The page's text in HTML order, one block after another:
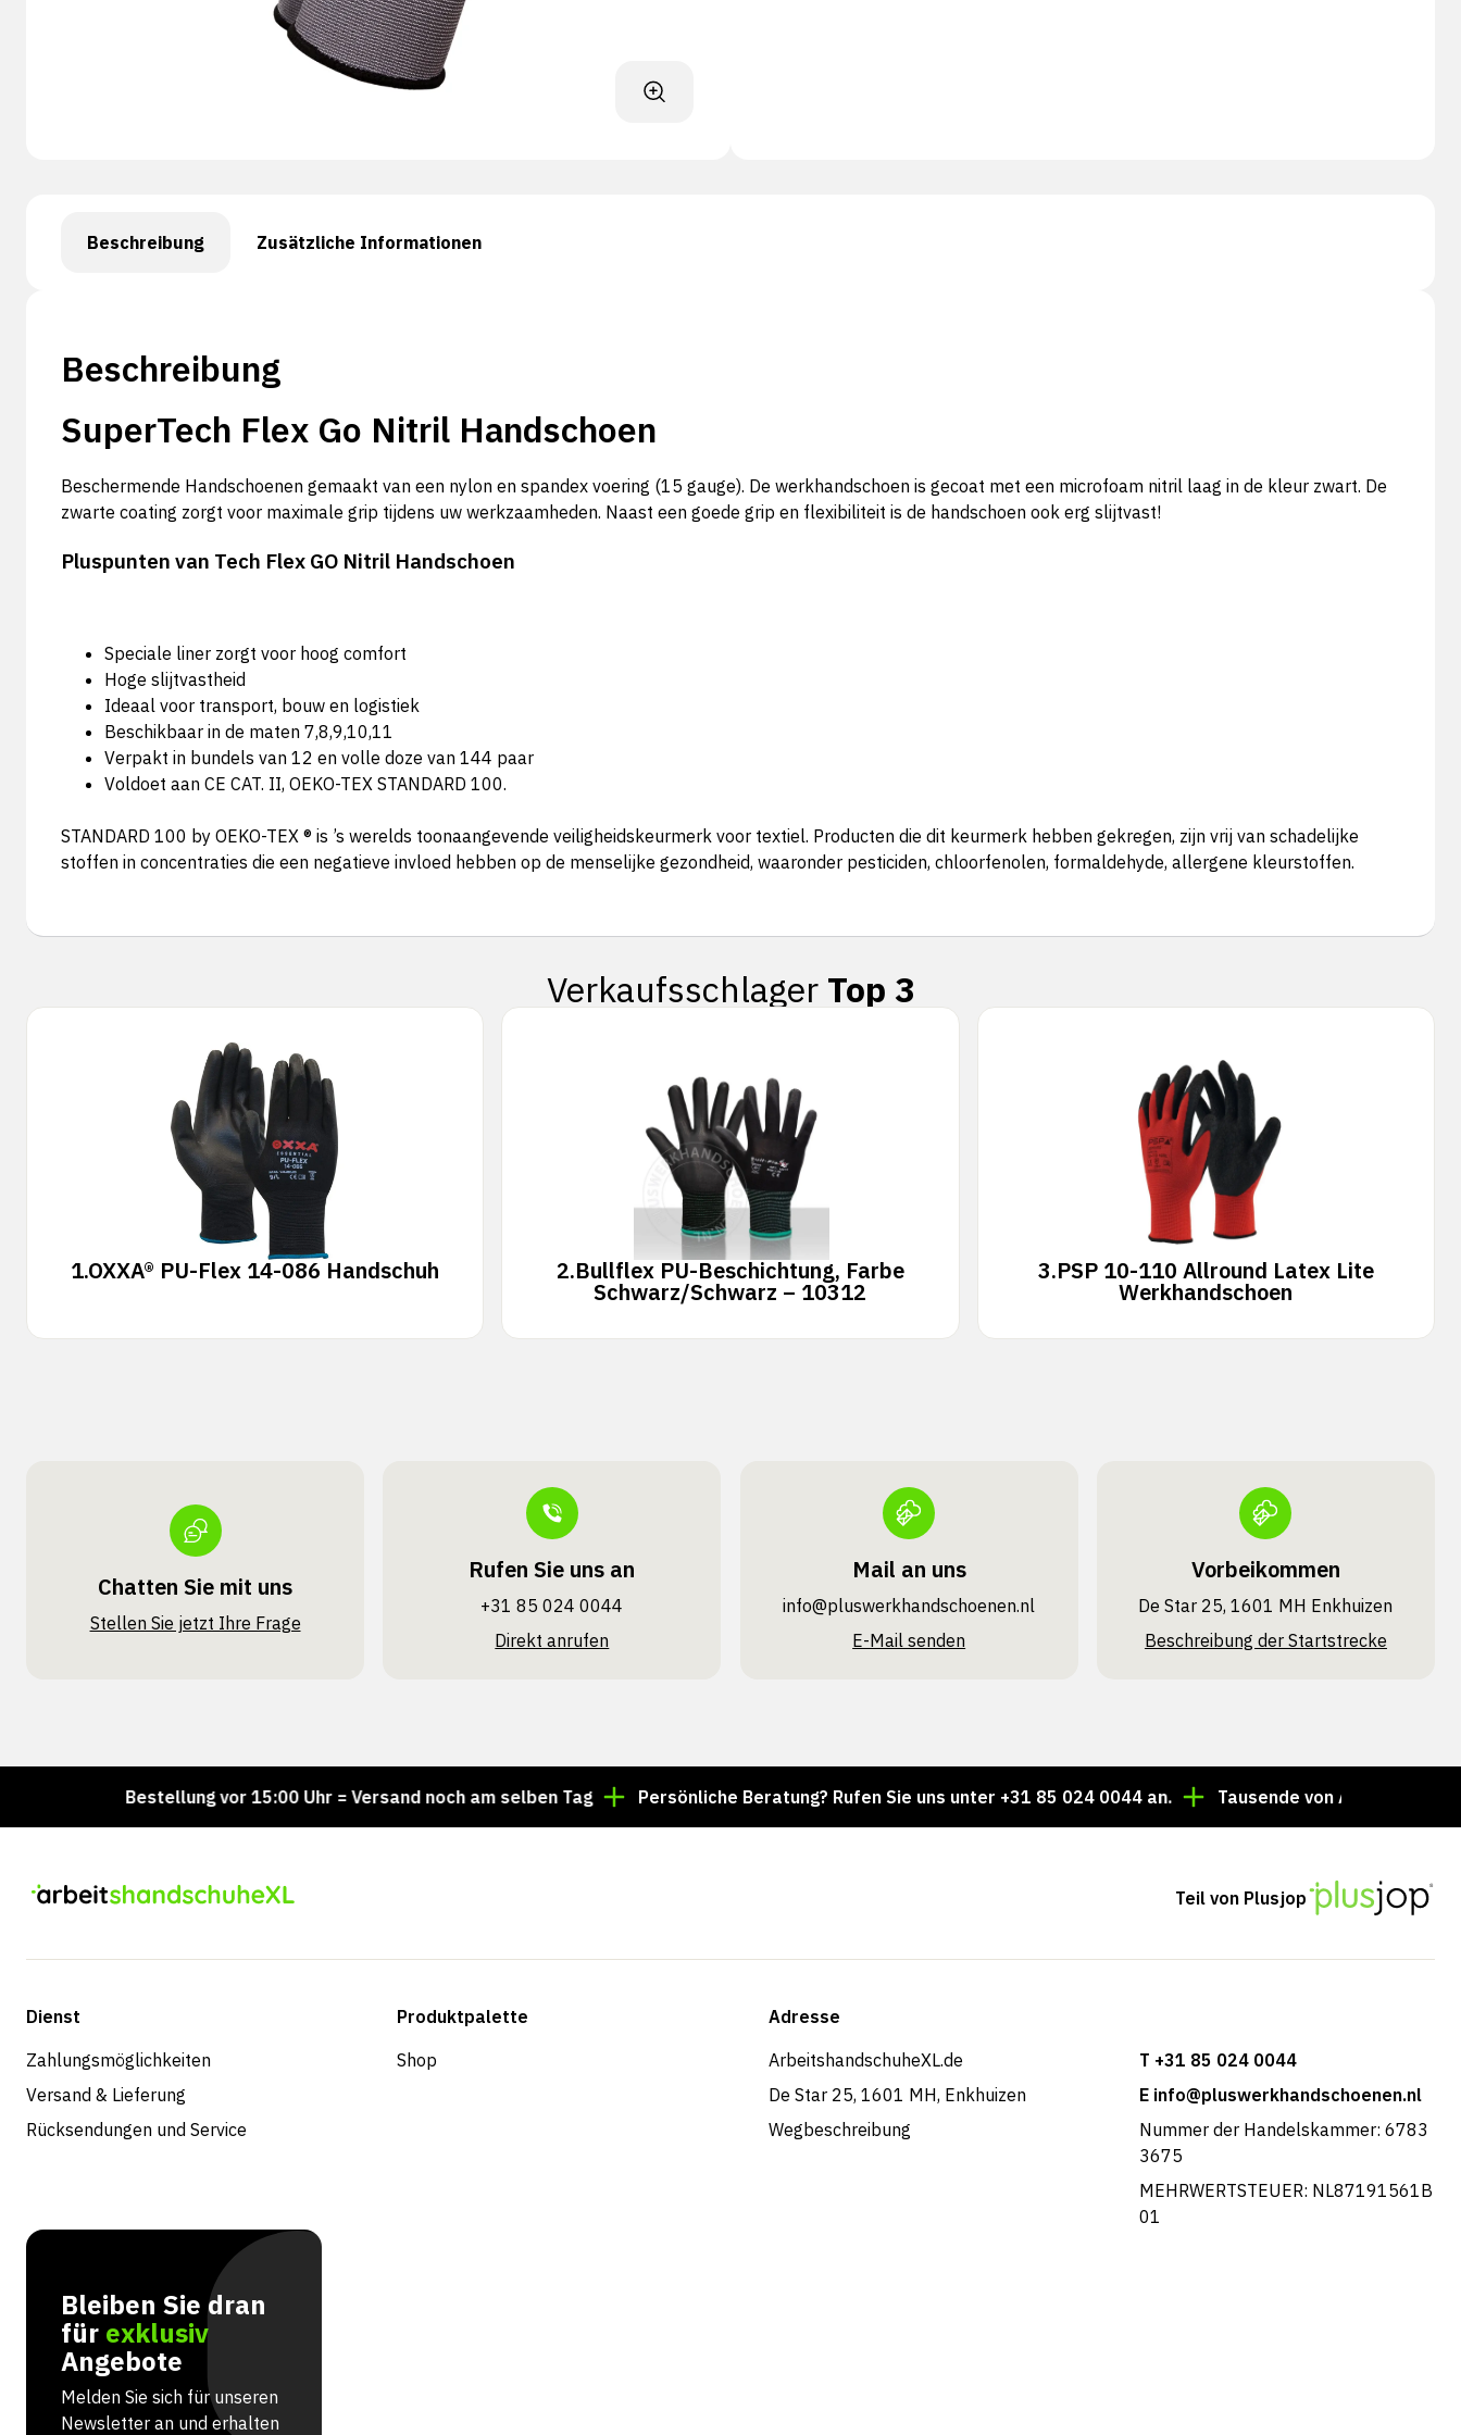
Beschreibung Zusätzliche Informationen
Beschreibung
SuperTech Flex Go Nitril Handschoen
Beschermende Handschoenen gemaakt van een nylon en spandex voering (15 gauge). De werkhandschoen is gecoat met een microfoam nitril laag in de kleur zwart. De
zwarte coating zorgt voor maximale grip tijdens uw werkzaamheden. Naast een goede grip en flexibiliteit is de handschoen ook erg slijtvast!
Pluspunten van Tech Flex GO Nitril Handschoen
Speciale liner zorgt voor hoog comfort
Hoge slijtvastheid
Ideaal voor transport, bouw en logistiek
Beschikbaar in de maten 7,8,9,10,11
Verpakt in bundels van 12 en volle doze van 144 paar
Voldoet aan CE CAT. II, OEKO-TEX STANDARD 100.
STANDARD 100 by OEKO-TEX ® is ’s werelds toonaangevende veiligheidskeurmerk voor textiel. Producten die dit keurmerk hebben gekregen, zijn vrij van schadelijke
stoffen in concentraties die een negatieve invloed hebben op de menselijke gezondheid, waaronder pesticiden, chloorfenolen, formaldehyde, allergene kleurstoffen.
Verkaufsschlager Top 3
1.OXXA® PU-Flex 14-086 Handschuh 2.Bullflex PU-Beschichtung, Farbe
Schwarz/Schwarz – 10312
3.PSP 10-110 Allround Latex Lite
Werkhandschoen
Chatten Sie mit uns
Stellen Sie jetzt Ihre Frage
Rufen Sie uns an
+31 85 024 0044
Direkt anrufen
Mail an uns
info@pluswerk­handschoenen.nl
E-Mail senden
Vorbeikommen
De Star 25, 1601 MH Enkhuizen
Beschreibung der Startstrecke
Bestellung vor 15:00 Uhr = Versand noch am selben Tag Persönliche Beratung? Rufen Sie uns unter +31 85 024 0044 an. Tausende von Artikeln immer auf
Teil von Plusjop
Dienst
Zahlungsmöglichkeiten
Versand & Lieferung
Rücksendungen und Service
Produktpalette
Shop
Adresse
ArbeitshandschuheXL.de
De Star 25, 1601 MH, Enkhuizen
Wegbeschreibung
T +31 85 024 0044
E info@pluswerkhandschoenen.nl
Nummer der Handelskammer: 6783
3675
MEHRWERTSTEUER: NL87191561B
01
Bleiben Sie dran
für exklusiv
Angebote
Melden Sie sich für unseren
Newsletter an und erhalten